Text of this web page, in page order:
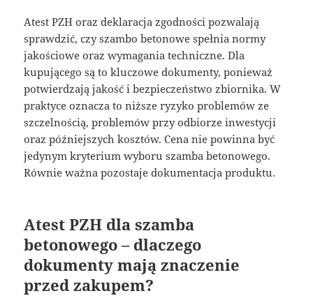
Atest PZH oraz deklaracja zgodności pozwalają
sprawdzić, czy szambo betonowe spełnia normy
jakościowe oraz wymagania techniczne. Dla
kupującego są to kluczowe dokumenty, ponieważ
potwierdzają jakość i bezpieczeństwo zbiornika. W
praktyce oznacza to niższe ryzyko problemów ze
szczelnością, problemów przy odbiorze inwestycji
oraz późniejszych kosztów. Cena nie powinna być
jedynym kryterium wyboru szamba betonowego.
Równie ważna pozostaje dokumentacja produktu.
Atest PZH dla szamba
betonowego – dlaczego
dokumenty mają znaczenie
przed zakupem?